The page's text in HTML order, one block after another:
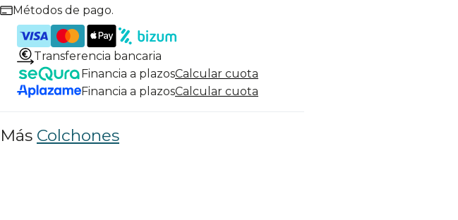
Métodos de pago.
Transferencia bancaria
Financia a plazosCalcular cuota
Financia a plazosCalcular cuota
Más Colchones